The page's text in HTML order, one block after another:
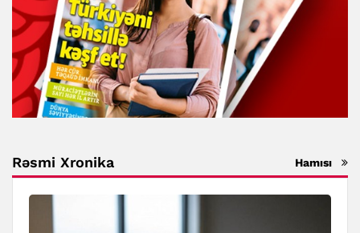
Rəsmi Xronika Hamısı